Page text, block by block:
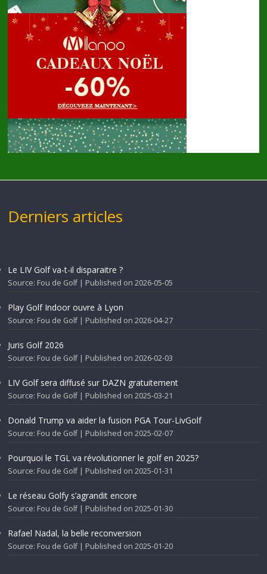
Derniers articles
Le LIV Golf va-t-il disparaitre ?
Source: Fou de Golf Published on 2026-05-05
Play Golf Indoor ouvre à Lyon
Source: Fou de Golf Published on 2026-04-27
Juris Golf 2026
Source: Fou de Golf Published on 2026-02-03
LIV Golf sera diffusé sur DAZN gratuitement
Source: Fou de Golf Published on 2025-03-21
Donald Trump va aider la fusion PGA Tour-LivGolf
Source: Fou de Golf Published on 2025-02-07
Pourquoi le TGL va révolutionner le golf en 2025?
Source: Fou de Golf Published on 2025-01-31
Le réseau Golfy s’agrandit encore
Source: Fou de Golf Published on 2025-01-30
Rafael Nadal, la belle reconversion
Source: Fou de Golf Published on 2025-01-20